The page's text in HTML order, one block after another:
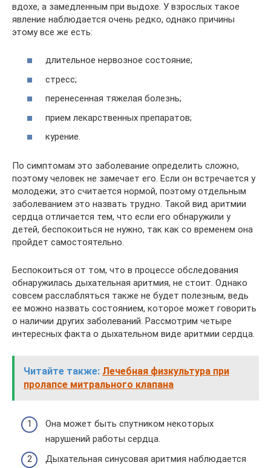
вдохе, а замедленным при выдохе. У взрослых такое
явление наблюдается очень редко, однако причины
этому все же есть:
длительное нервозное состояние;
стресс;
перенесенная тяжелая болезнь;
прием лекарственных препаратов;
курение.
По симптомам это заболевание определить сложно,
поэтому человек не замечает его. Если он встречается у
молодежи, это считается нормой, поэтому отдельным
заболеванием это назвать трудно. Такой вид аритмии
сердца отличается тем, что если его обнаружили у
детей, беспокоиться не нужно, так как со временем она
пройдет самостоятельно.
Беспокоиться от том, что в процессе обследования
обнаружилась дыхательная аритмия, не стоит. Однако
совсем расслабляться также не будет полезным, ведь
ее можно назвать состоянием, которое может говорить
о наличии других заболеваний. Рассмотрим четыре
интересных факта о дыхательном виде аритмии сердца.
Читайте также: Лечебная физкультура при
пролапсе митрального клапана
Она может быть спутником некоторых
нарушений работы сердца.
Дыхательная синусовая аритмия наблюдается